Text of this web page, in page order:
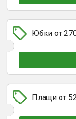
Юбки от
Плащи от